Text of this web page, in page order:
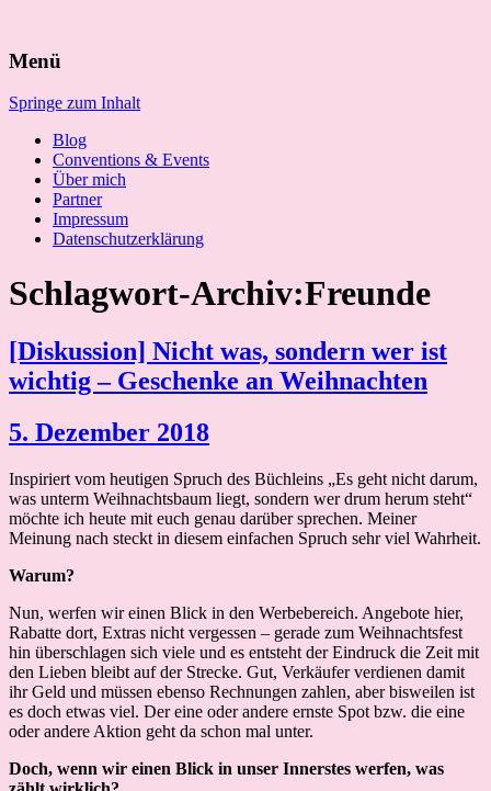
nach:
Menü
Springe zum Inhalt
Blog
Conventions & Events
Über mich
Partner
Impressum
Datenschutzerklärung
Schlagwort-Archiv:Freunde
[Diskussion] Nicht was, sondern wer ist
wichtig – Geschenke an Weihnachten
5. Dezember 2018
Inspiriert vom heutigen Spruch des Büchleins „Es geht nicht darum,
was unterm Weihnachtsbaum liegt, sondern wer drum herum steht“
möchte ich heute mit euch genau darüber sprechen. Meiner
Meinung nach steckt in diesem einfachen Spruch sehr viel Wahrheit.
Warum?
Nun, werfen wir einen Blick in den Werbebereich. Angebote hier,
Rabatte dort, Extras nicht vergessen – gerade zum Weihnachtsfest
hin überschlagen sich viele und es entsteht der Eindruck die Zeit mit
den Lieben bleibt auf der Strecke. Gut, Verkäufer verdienen damit
ihr Geld und müssen ebenso Rechnungen zahlen, aber bisweilen ist
es doch etwas viel. Der eine oder andere ernste Spot bzw. die eine
oder andere Aktion geht da schon mal unter.
Doch, wenn wir einen Blick in unser Innerstes werfen, was